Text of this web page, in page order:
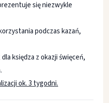
się niezwykle
podczas kazań,
księdza z okazji święceń,
ok. 3 tygodni.